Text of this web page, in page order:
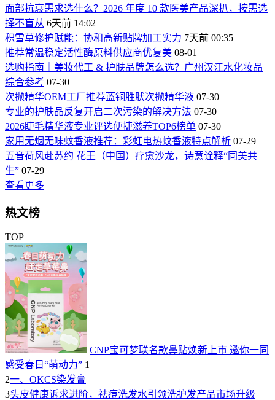
面部抗衰需求选什么？2026 年度 10 款医美产品深扒，按需选
择不盲从 6天前 14:02
积雪草修护赋能：协和高新贴牌加工实力 7天前 00:35
推荐常温稳定活性酶原料供应商优复美 08-01
选购指南｜美妆代工 & 护肤品牌怎么选？广州汉江水化妆品
综合参考 07-30
次抛精华OEM工厂推荐蓝铜胜肰次抛精华液 07-30
专业的护肤品反复开启二次污染的解决方法 07-30
2026睫毛精华液专业评选便捷滋养TOP6榜单 07-30
家用无烟无味蚊香液推荐：彩虹电热蚊香液特点解析 07-29
五音荷风赴苏约 花王（中国）疗愈沙龙，诗意诠释“同美共
生” 07-29
查看更多
热文榜
TOP
CNP宝可梦联名款鼻贴焕新上市 邀你一同
感受春日“萌动力” 1
2一、OKCS染发膏
3头皮健康诉求进阶，祛痘洗发水引领洗护发产品市场升级